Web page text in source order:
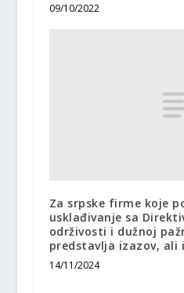
09/10/2022
Za srpske firme koje
usklađivanje sa
održivosti i dužnoj
predstavlja izazov, ali
14/11/2024